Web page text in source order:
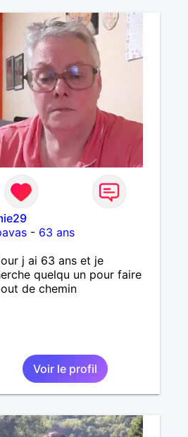
- 63 ans
j ai 63 ans et je
quelqu un pour faire
de chemin
Voir le profil